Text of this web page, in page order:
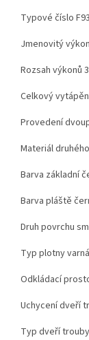
Typové číslo
Jmenovitý
Rozsah výkonů
Celkový
Provedení
Materiál
Barva základní
Barva pláště
Druh povrchu
Typ plotny
Odkládací
Uchycení dveří
Typ dveří